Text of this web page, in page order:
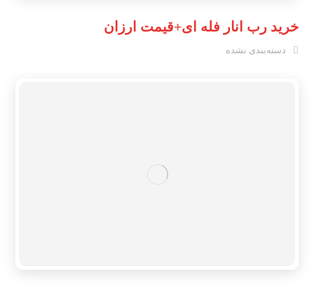
خرید رب انار فله ای+قیمت ارزان
دسته‌بندی نشده